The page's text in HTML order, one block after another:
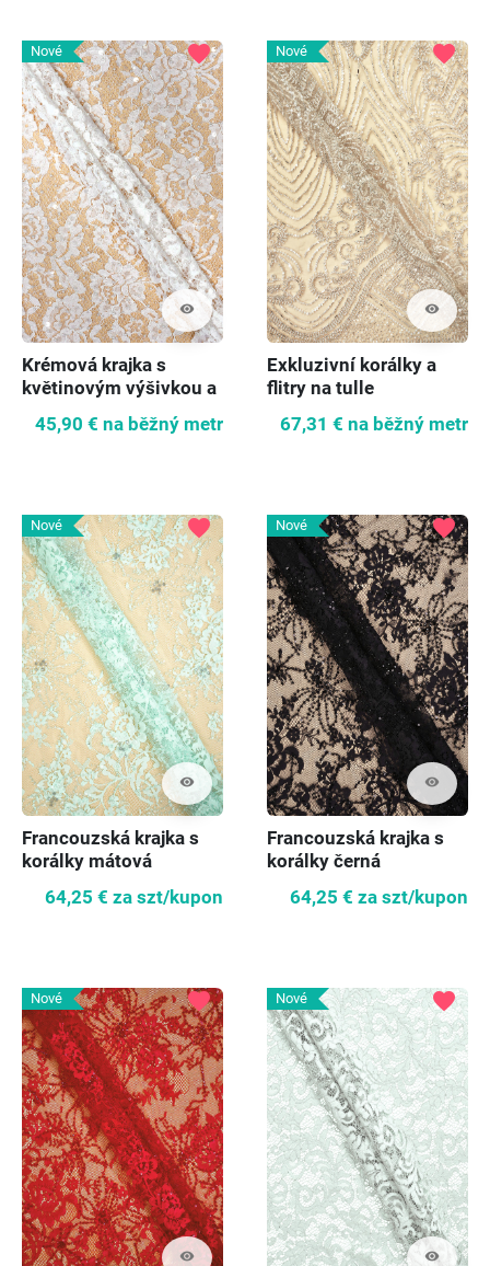
Nové
visibility
favorite
Krémová krajka s
květinovým výšivkou a
45,90 € na běžný metr
Nové
visibility
favorite
Exkluzivní korálky a
flitry na tulle
67,31 € na běžný metr
Nové
visibility
favorite
Francouzská krajka s
korálky mátová
64,25 € za szt/kupon
Nové
visibility
favorite
Francouzská krajka s
korálky černá
64,25 € za szt/kupon
Nové
visibility
favorite Nové
visibility
favorite